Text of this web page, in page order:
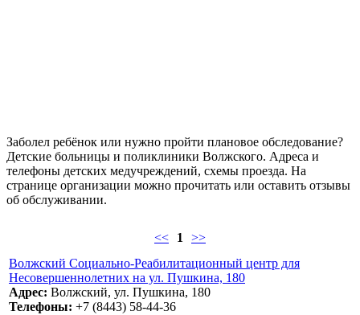
Заболел ребёнок или нужно пройти плановое обследование?
Детские больницы и поликлиники Волжского. Адреса и
телефоны детских медучреждений, схемы проезда. На
странице организации можно прочитать или оставить отзывы
об обслуживании.
<< 1 >>
Волжский Социально-Реабилитационный центр для
Несовершеннолетних на ул. Пушкина, 180
Адрес: Волжский, ул. Пушкина, 180
Телефоны: +7 (8443) 58-44-36